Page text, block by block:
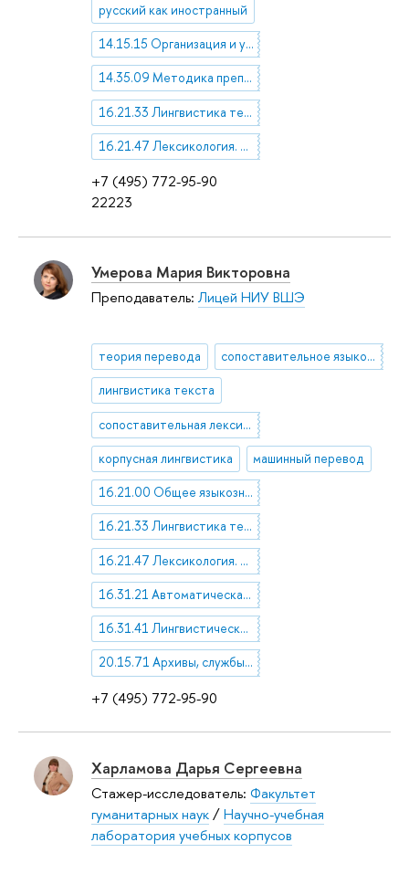
+7 (495) 772-95-90
22223
русский как иностранный
14.15.15 Организация и управление в системе образования
14.35.09 Методика преподавания учебных дисциплин в высшей профессиональной школе
16.21.33 Лингвистика текста
16.21.47 Лексикология. Терминоведение
+7 (495) 772-95-90
Умерова Мария Викторовна
Преподаватель: Лицей НИУ ВШЭ
теория перевода сопоставительное языкознание
лингвистика текста
сопоставительная лексикология
корпусная лингвистика машинный перевод
16.21.00 Общее языкознание
16.21.33 Лингвистика текста
16.21.47 Лексикология. Терминоведение
16.31.21 Автоматическая обработка текста. Автоматический перевод. Автоматическое распознавание речи
16.31.41 Лингвистические вопросы перевода
20.15.71 Архивы, службы перевода и др. информационные органы
Харламова Дарья Сергеевна
Стажер-исследователь: Факультет
гуманитарных наук/Научно-учебная
лаборатория учебных корпусов